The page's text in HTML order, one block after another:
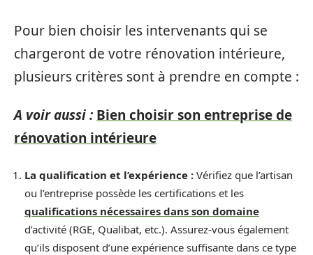
Pour bien choisir les intervenants qui se
chargeront de votre rénovation intérieure,
plusieurs critères sont à prendre en compte :
A voir aussi : Bien choisir son entreprise de
rénovation intérieure
La qualification et l’expérience : Vérifiez que l’artisan
ou l’entreprise possède les certifications et les
qualifications nécessaires dans son domaine
d’activité (RGE, Qualibat, etc.). Assurez-vous également
qu’ils disposent d’une expérience suffisante dans ce type